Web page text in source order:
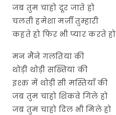
जब तुम चाहो दूर जाते हो
चलती हमेशा मर्ज़ी तुम्हारी
कहते हो फिर भी प्यार करते हो
मन मैंने गलतियां की
थोड़ी थोड़ी सख्तियां की
इश्क़ में थोड़ी सी मस्तियाँ की
जब तुम चाहो शिकवे गिले हो
जब तुम चाहो दिल भी मिले हो